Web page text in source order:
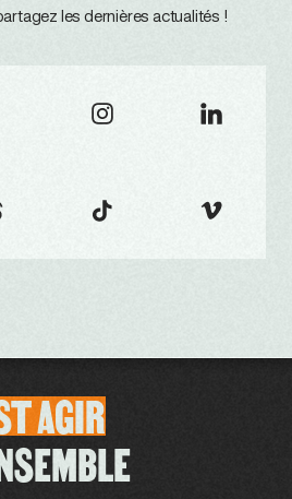
les dernières actualités !
AGIR